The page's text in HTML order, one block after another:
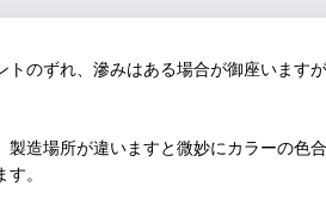
のずれ、滲みはある場合が御座います
造場所が違いますと微妙にカラーの色
。